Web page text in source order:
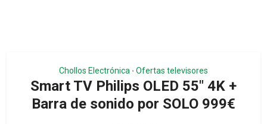
Chollos Electrónica • Ofertas televisores
Smart TV Philips OLED 55″ 4K +
Barra de sonido por SOLO 999€